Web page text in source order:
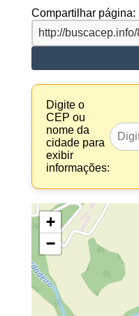
Compartilhar página:
Digite o
CEP ou
nome da
cidade para
exibir
informações:
+
−